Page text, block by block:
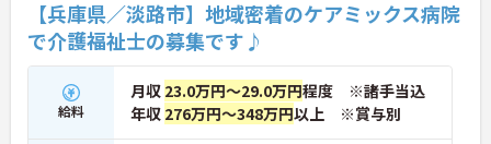
【兵庫県／淡路市】地域密着のケアミックス病院
で介護福祉士の募集です♪
給料
月収 23.0万円～29.0万円程度 ※諸手当込
年収 276万円～348万円以上 ※賞与別